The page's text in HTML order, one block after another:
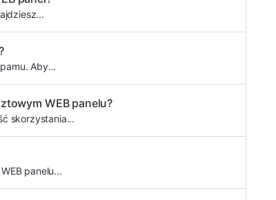
Aby...
WEB panelu?
skorzystania...
panelu...